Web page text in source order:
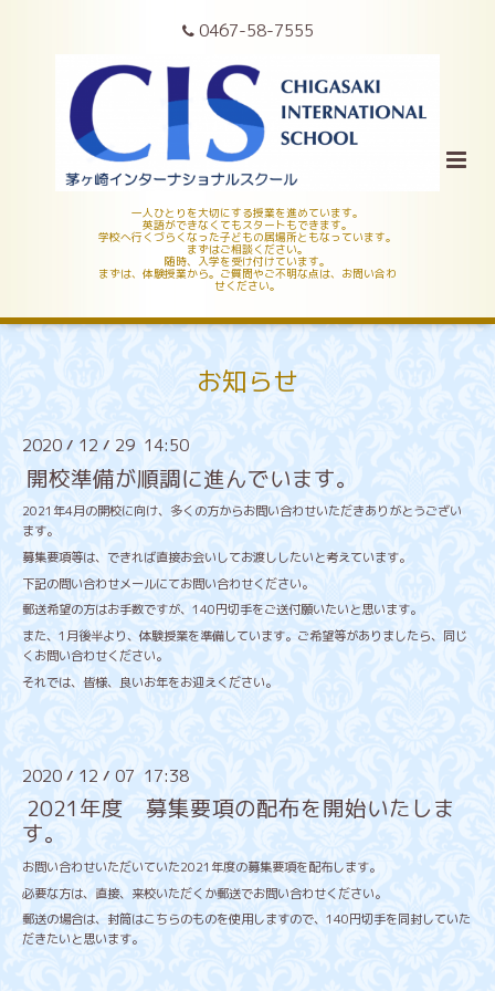
0467-58-7555
一人ひとりを大切にする授業を進めています。
英語ができなくてもスタートもできます。
学校へ行くづらくなった子どもの居場所ともなっています。
まずはご相談ください。
随時、入学を受け付けています。
まずは、体験授業から。ご質問やご不明な点は、お問い合わ
せください。
お知らせ
2020 / 12 / 29 14:50
開校準備が順調に進んでいます。
2021年4月の開校に向け、多くの方からお問い合わせいただきありがとうござい
ます。
募集要項等は、できれば直接お会いしてお渡ししたいと考えています。
下記の問い合わせメールにてお問い合わせください。
郵送希望の方はお手数ですが、140円切手をご送付願いたいと思います。
また、1月後半より、体験授業を準備しています。ご希望等がありましたら、同じ
くお問い合わせください。
それでは、皆様、良いお年をお迎えください。
2020 / 12 / 07 17:38
2021年度 募集要項の配布を開始いたしま
す。
お問い合わせいただいていた2021年度の募集要項を配布します。
必要な方は、直接、来校いただくか郵送でお問い合わせください。
郵送の場合は、封筒はこちらのものを使用しますので、140円切手を同封していた
だきたいと思います。